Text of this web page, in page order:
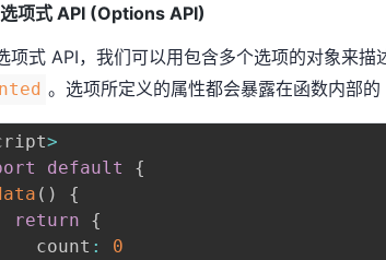
项式 API (Options API)
项式 API，我们可以用包含多个选项的对象来描
。选项所定义的属性都会暴露在函数内部的
>
default
{
( )
{
return
{
count
:
0